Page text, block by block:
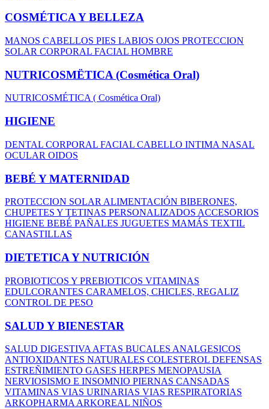
COSMÉTICA Y BELLEZA
MANOS CABELLOS PIES LABIOS OJOS PROTECCION
SOLAR CORPORAL FACIAL HOMBRE
NUTRICOSMËTICA (Cosmética Oral)
NUTRICOSMÉTICA ( Cosmética Oral)
HIGIENE
DENTAL CORPORAL FACIAL CABELLO INTIMA NASAL
OCULAR OIDOS
BEBÉ Y MATERNIDAD
PROTECCION SOLAR ALIMENTACIÓN BIBERONES,
CHUPETES Y TETINAS PERSONALIZADOS ACCESORIOS
HIGIENE BEBÉ PAÑALES JUGUETES MAMÁS TEXTIL
CANASTILLAS
DIETETICA Y NUTRICIÓN
PROBIOTICOS Y PREBIOTICOS VITAMINAS
EDULCORANTES CARAMELOS, CHICLES, REGALIZ
CONTROL DE PESO
SALUD Y BIENESTAR
SALUD DIGESTIVA AFTAS BUCALES ANALGESICOS
ANTIOXIDANTES NATURALES COLESTEROL DEFENSAS
ESTREÑIMIENTO GASES HERPES MENOPAUSIA
NERVIOSISMO E INSOMNIO PIERNAS CANSADAS
VITAMINAS VIAS URINARIAS VIAS RESPIRATORIAS
ARKOPHARMA ARKOREAL NIÑOS